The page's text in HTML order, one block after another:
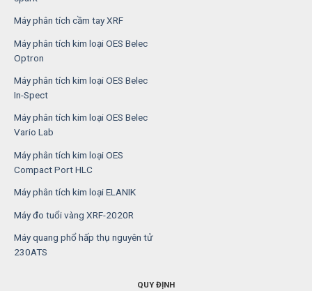
Máy phân tích cầm tay XRF
Máy phân tích kim loại OES Belec
Optron
Máy phân tích kim loại OES Belec
In-Spect
Máy phân tích kim loại OES Belec
Vario Lab
Máy phân tích kim loại OES
Compact Port HLC
Máy phân tích kim loại ELANIK
Máy đo tuổi vàng XRF-2020R
Máy quang phổ hấp thụ nguyên tử
230ATS
QUY ĐỊNH